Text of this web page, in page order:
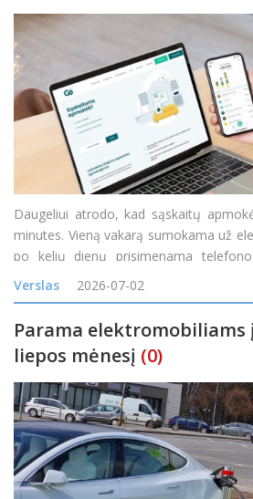
Daugeliui atrodo, kad sąskaitų
minutes. Vieną vakarą sumokama už
po kelių dienų prisimenama
įmoka. Atskirai kiekvienas mokėjimas
mėnesį tokie trumpi darbai susideda į
Verslas 2026-07-02
Parama elektromobiliams
liepos mėnesį (0)